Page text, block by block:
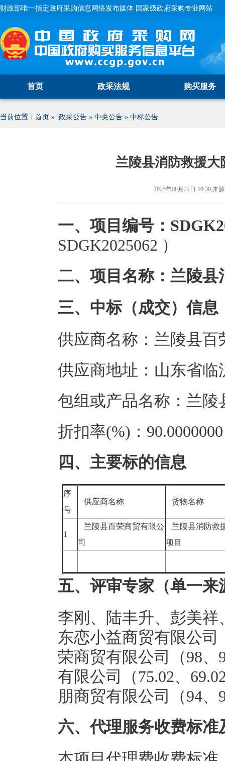
财政部唯一指定政府采购信息网络发布媒体 国家级政府采购专业网站
首页 政采法规 购买服务
当前位置： 首页 » 政采公告 » 中央公告 » 中标公告
兰陵县消防救援
2025年08月27日 10:30 来
一、项目编号：
SDGK2025062 ）
二、项目名称：兰陵
三、中标（成交）信息
供应商名称：兰陵县百
供应商地址：山东省
包组或产品名称：兰
折扣率(%)：90.0000000
四、主要标的信息
序
号
供应商名称 货物名称
1
兰陵县百荣商贸有限公
司
兰陵县消防救
项目
五、评审专家（单一
李刚、陆丰升、彭美
东恋小益商贸有限公司
荣商贸有限公司（98、
有限公司（75.02、
朋商贸有限公司（94、
六、代理服务收费标准